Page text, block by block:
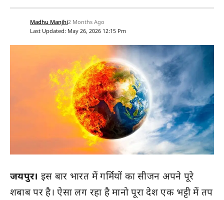
Last Updated: May 26, 2026 12:15 Pm
Madhu Manjhi2 Months Ago
जयपुर। इस बार भारत में गर्मियों का सीजन अपने पूरे
शबाब पर है। ऐसा लग रहा है मानो पूरा देश एक भट्टी में तप